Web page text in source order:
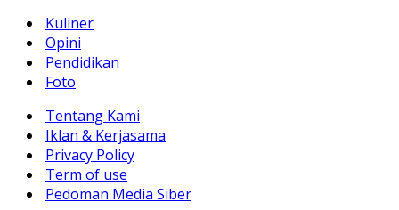
Kuliner
Opini
Pendidikan
Foto
Tentang Kami
Iklan & Kerjasama
Privacy Policy
Term of use
Pedoman Media Siber